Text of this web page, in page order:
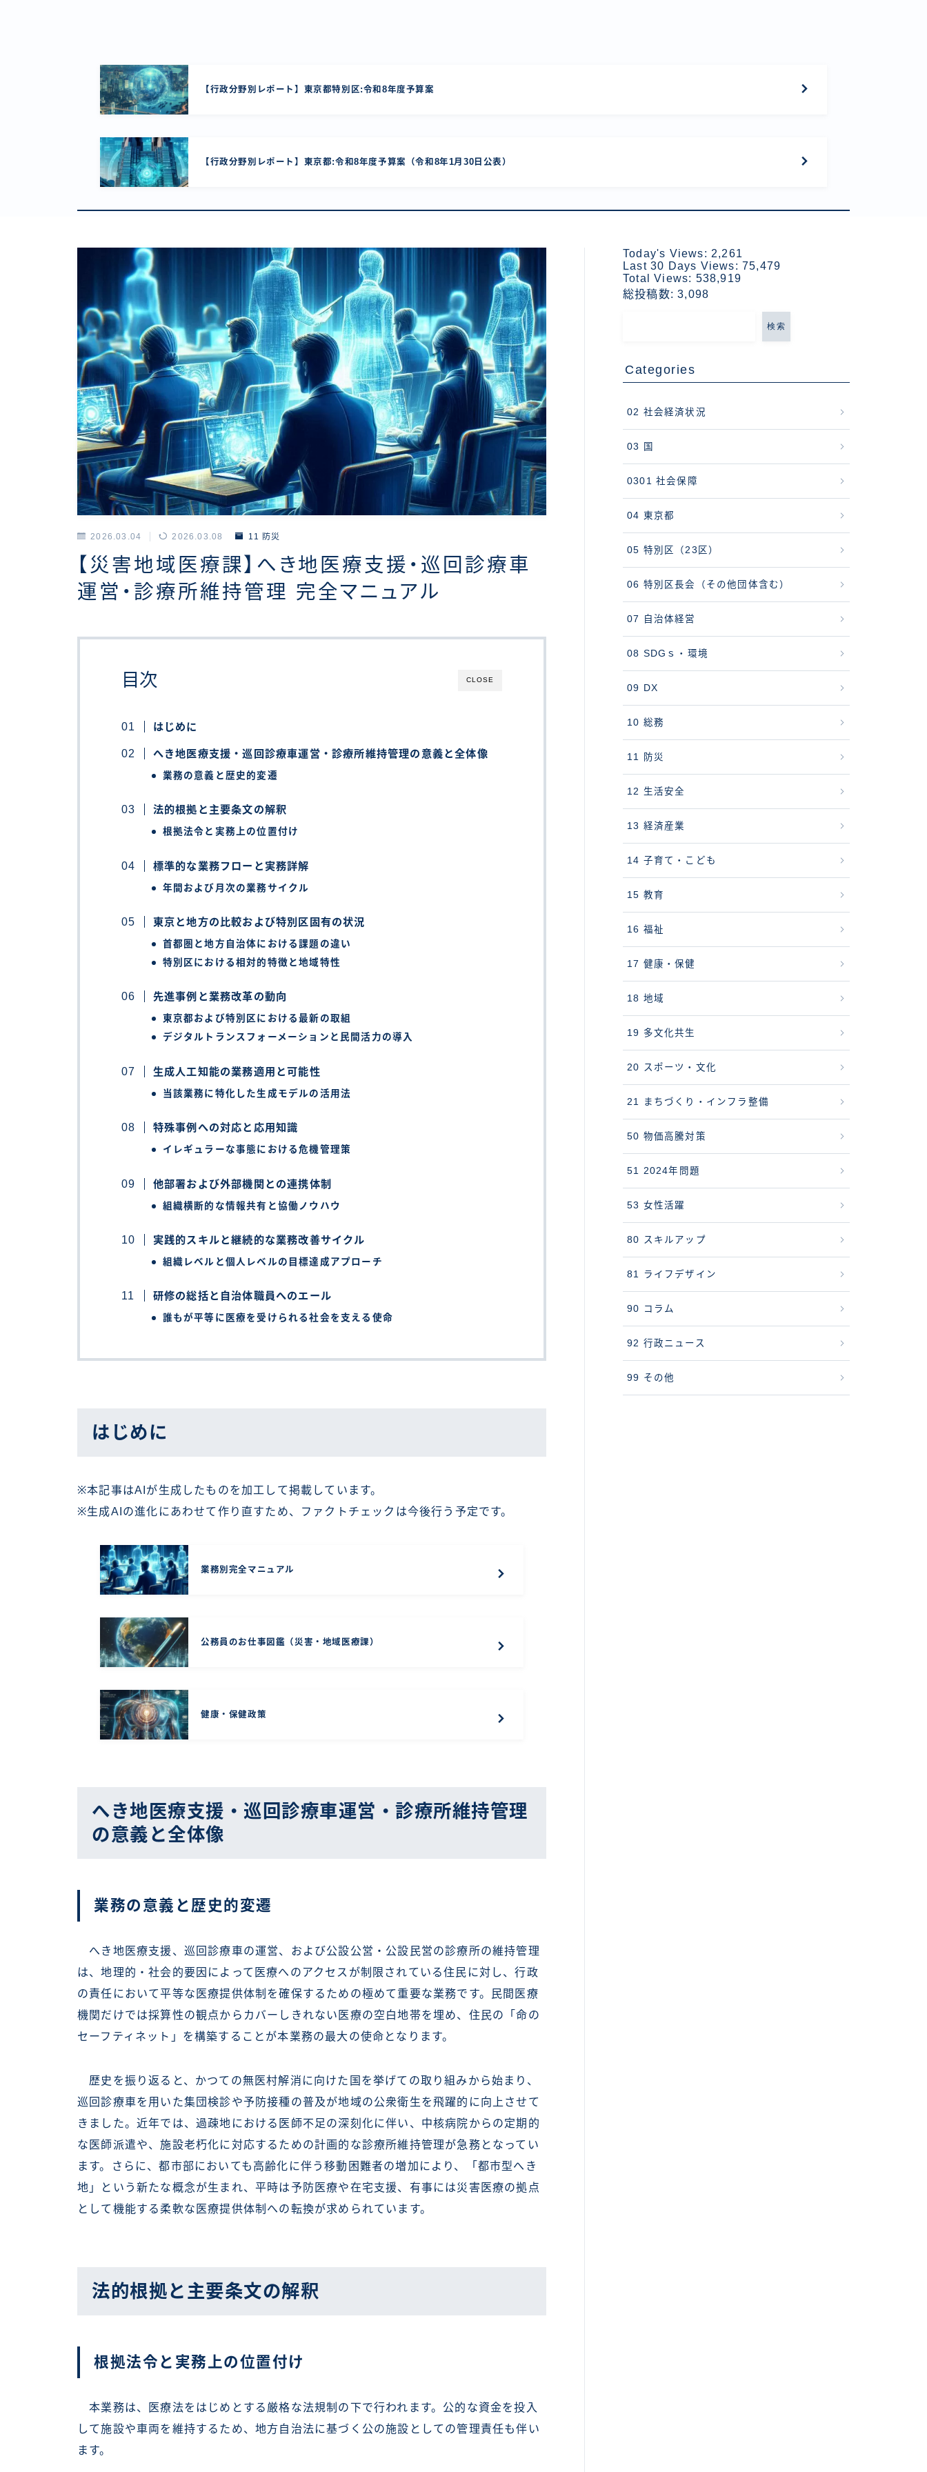
【行政分野別レポート】東京都特別区:令和8年度予算案
【行政分野別レポート】東京都:令和8年度予算案（令和8年1月30日公表）
2026.03.04 2026.03.08 11 防災
【災害地域医療課】へき地医療支援・巡回診療車
運営・診療所維持管理 完全マニュアル
CLOSE
目次
はじめに
へき地医療支援・巡回診療車運営・診療所維持管理の意義と全体像
業務の意義と歴史的変遷
法的根拠と主要条文の解釈
根拠法令と実務上の位置付け
標準的な業務フローと実務詳解
年間および月次の業務サイクル
東京と地方の比較および特別区固有の状況
首都圏と地方自治体における課題の違い
特別区における相対的特徴と地域特性
先進事例と業務改革の動向
東京都および特別区における最新の取組
デジタルトランスフォーメーションと民間活力の導入
生成人工知能の業務適用と可能性
当該業務に特化した生成モデルの活用法
特殊事例への対応と応用知識
イレギュラーな事態における危機管理策
他部署および外部機関との連携体制
組織横断的な情報共有と協働ノウハウ
実践的スキルと継続的な業務改善サイクル
組織レベルと個人レベルの目標達成アプローチ
研修の総括と自治体職員へのエール
誰もが平等に医療を受けられる社会を支える使命
はじめに
※本記事はAIが生成したものを加工して掲載しています。
※生成AIの進化にあわせて作り直すため、ファクトチェックは今後行う予定です。
業務別完全マニュアル
公務員のお仕事図鑑（災害・地域医療課）
健康・保健政策
へき地医療支援・巡回診療車運営・診療所維持管理
の意義と全体像
業務の意義と歴史的変遷
へき地医療支援、巡回診療車の運営、および公設公営・公設民営の診療所の維持管理
は、地理的・社会的要因によって医療へのアクセスが制限されている住民に対し、行政
の責任において平等な医療提供体制を確保するための極めて重要な業務です。民間医療
機関だけでは採算性の観点からカバーしきれない医療の空白地帯を埋め、住民の「命の
セーフティネット」を構築することが本業務の最大の使命となります。
歴史を振り返ると、かつての無医村解消に向けた国を挙げての取り組みから始まり、
巡回診療車を用いた集団検診や予防接種の普及が地域の公衆衛生を飛躍的に向上させて
きました。近年では、過疎地における医師不足の深刻化に伴い、中核病院からの定期的
な医師派遣や、施設老朽化に対応するための計画的な診療所維持管理が急務となってい
ます。さらに、都市部においても高齢化に伴う移動困難者の増加により、「都市型へき
地」という新たな概念が生まれ、平時は予防医療や在宅支援、有事には災害医療の拠点
として機能する柔軟な医療提供体制への転換が求められています。
法的根拠と主要条文の解釈
根拠法令と実務上の位置付け
本業務は、医療法をはじめとする厳格な法規制の下で行われます。公的な資金を投入
して施設や車両を維持するため、地方自治法に基づく公の施設としての管理責任も伴い
ます。
Today's Views: 2,261
Last 30 Days Views: 75,479
Total Views: 538,919
総投稿数:3,098
検索
Categories
02 社会経済状況
03 国
0301 社会保障
04 東京都
05 特別区（23区）
06 特別区長会（その他団体含む）
07 自治体経営
08 SDGｓ・環境
09 DX
10 総務
11 防災
12 生活安全
13 経済産業
14 子育て・こども
15 教育
16 福祉
17 健康・保健
18 地域
19 多文化共生
20 スポーツ・文化
21 まちづくり・インフラ整備
50 物価高騰対策
51 2024年問題
53 女性活躍
80 スキルアップ
81 ライフデザイン
90 コラム
92 行政ニュース
99 その他